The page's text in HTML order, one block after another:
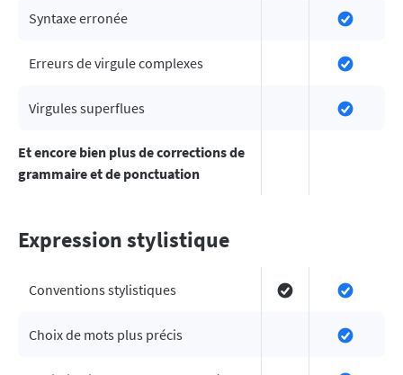
Syntaxe erronée
Erreurs de virgule complexes
Virgules superflues
Et encore bien plus de corrections de
grammaire et de ponctuation
Expression stylistique
Conventions stylistiques
Choix de mots plus précis